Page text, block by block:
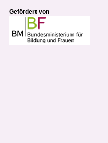
Gefördert von